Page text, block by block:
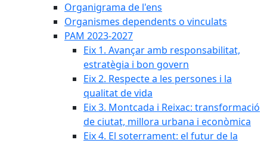
Organigrama de l'ens
Organismes dependents o vinculats
PAM 2023-2027
Eix 1. Avançar amb responsabilitat,
estratègia i bon govern
Eix 2. Respecte a les persones i la
qualitat de vida
Eix 3. Montcada i Reixac: transformació
de ciutat, millora urbana i econòmica
Eix 4. El soterrament: el futur de la